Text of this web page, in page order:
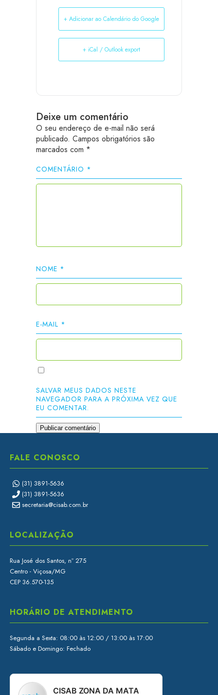
+ Adicionar ao Calendário do Google
+ iCal / Outlook export
Deixe um comentário
O seu endereço de e-mail não será
publicado. Campos obrigatórios são
marcados com *
COMENTÁRIO *
NOME *
E-MAIL *
SALVAR MEUS DADOS NESTE
NAVEGADOR PARA A PRÓXIMA VEZ QUE
EU COMENTAR.
FALE CONOSCO
(31) 3891-5636
(31) 3891-5636
secretaria@cisab.com.br
LOCALIZAÇÃO
Rua José dos Santos, nº 275
Centro - Viçosa/MG
CEP 36.570-135
HORÁRIO DE ATENDIMENTO
Segunda a Sexta: 08:00 às 12:00 / 13:00 às 17:00
Sábado e Domingo: Fechado
CISAB ZONA DA MATA